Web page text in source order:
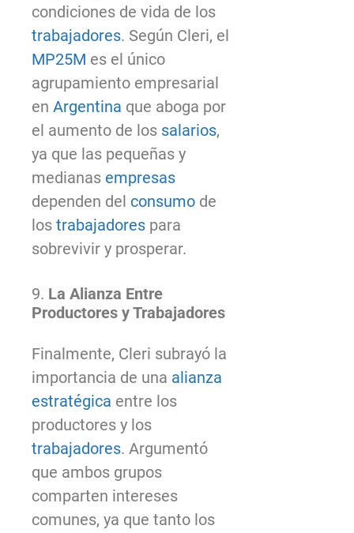
condiciones de vida de los
trabajadores. Según Cleri, el
MP25M es el único
agrupamiento empresarial
en Argentina que aboga por
el aumento de los salarios,
ya que las pequeñas y
medianas empresas
dependen del consumo de
los trabajadores para
sobrevivir y prosperar.
9. La Alianza Entre
Productores y Trabajadores
Finalmente, Cleri subrayó la
importancia de una alianza
estratégica entre los
productores y los
trabajadores. Argumentó
que ambos grupos
comparten intereses
comunes, ya que tanto los